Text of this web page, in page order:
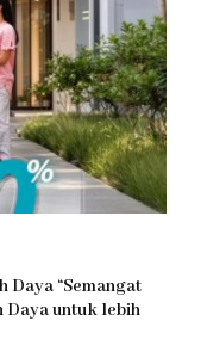
Daya “Semangat
Daya untuk lebih